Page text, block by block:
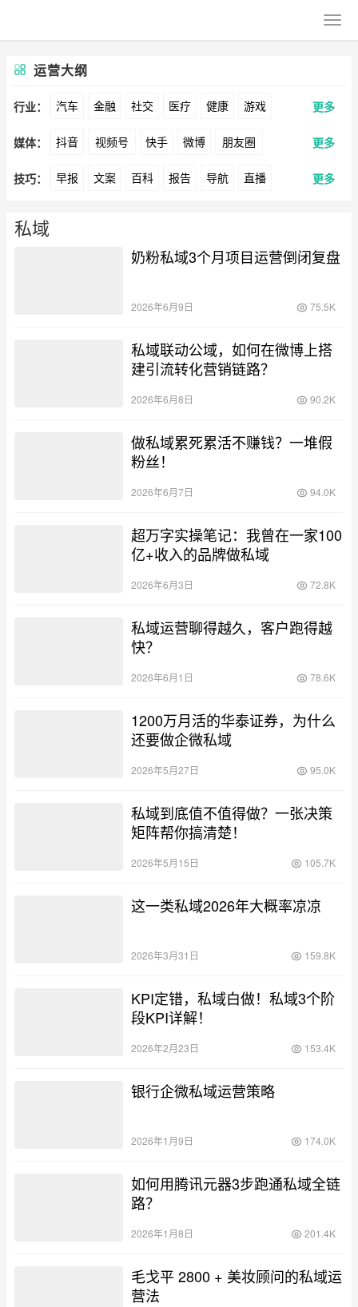
运营大纲
行业： 汽车 金融 社交 医疗 健康 游戏
动漫 美妆 美食 家装 教育 婚纱
酒旅 母婴 宠物 文娱 跨境 科技
更多
媒体： 抖音 视频号 快手 微博 朋友圈
公众号 B站 小红书 头条 知乎
谷歌 Facebook Tiktok
更多
技巧： 早报 文案 百科 报告 导航 直播
推广 方案 策划 案例
更多
私域
奶粉私域3个月项目运营倒闭复盘
2026年6月9日 75.5K
私域联动公域，如何在微博上搭
建引流转化营销链路？
2026年6月8日 90.2K
做私域累死累活不赚钱？一堆假
粉丝！
2026年6月7日 94.0K
超万字实操笔记：我曾在一家100
亿+收入的品牌做私域
2026年6月3日 72.8K
私域运营聊得越久，客户跑得越
快？
2026年6月1日 78.6K
1200万月活的华泰证券，为什么
还要做企微私域
2026年5月27日 95.0K
私域到底值不值得做？一张决策
矩阵帮你搞清楚！
2026年5月15日 105.7K
这一类私域2026年大概率凉凉
2026年3月31日 159.8K
KPI定错，私域白做！私域3个阶
段KPI详解！
2026年2月23日 153.4K
银行企微私域运营策略
2026年1月9日 174.0K
如何用腾讯元器3步跑通私域全链
路？
2026年1月8日 201.4K
毛戈平 2800 + 美妆顾问的私域运
营法